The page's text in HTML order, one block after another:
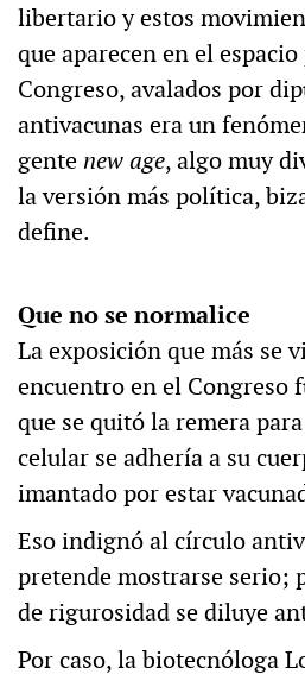
libertario y estos
que aparecen en el
Congreso, avalados por
antivacunas era un
gente new age, algo muy
la versión más política,
define.
Que no se normalice
La exposición que más se
encuentro en el Congreso
que se quitó la remera
celular se adhería a su
imantado por estar
Eso indignó al círculo
pretende mostrarse serio;
de rigurosidad se diluye
Por caso, la biotecnóloga